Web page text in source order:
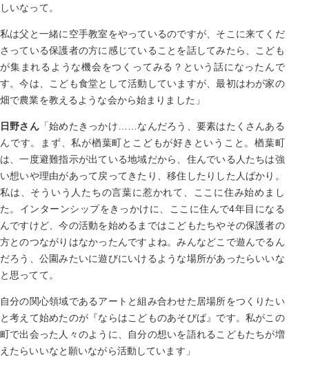
しいなって。
私は父と一緒に空手教室をやっているのですが、そこに来てくだ
さっている保護者の方に感じていることを話してみたら、こども
が集まれるような機会をつくってみる？という話になったんで
す。今は、こども食堂として活動していますが、最初はわが家の
畑で農業を教えるような会から始まりました」
日野さん「始めたきっかけ……なんだろう、要素はたくさんある
んです。まず、私が楢葉町とこどもが好きということ。楢葉町
は、一度避難指示が出ている地域だから、住んでいる人たちは強
い想いや理由があって戻ってきたり、移住したりした人ばかり。
私は、そういう人たちの言葉に惹かれて、ここに住み始めまし
た。インターンシップをきっかけに、ここに住んで4年目になる
んですけど、今の活動を始めるまではこどもたちやその保護者の
方とのつながりはなかったんですよね。みんなどこで遊んでるん
だろう、公園みたいに遊びにいけるような場所があったらいいな
と思ってて。
自分の関心領域であるアートと組み合わせた居場所をつくりたい
と考えて始めたのが『ならはこどものあそびば』です。私がこの
町で出会った人々のように、自分の想いを語れるこどもたちが増
えたらいいなと願いながら活動しています」